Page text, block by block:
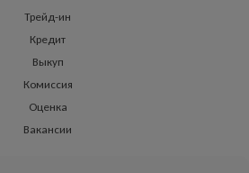
Трейд-ин
Кредит
Выкуп
Комиссия
Оценка
Вакансии